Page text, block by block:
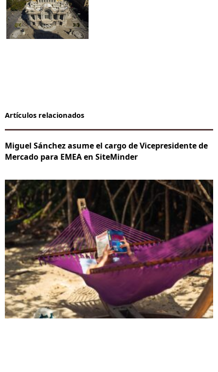
Artículos relacionados
Miguel Sánchez asume el cargo de Vicepresidente de
Mercado para EMEA en SiteMinder